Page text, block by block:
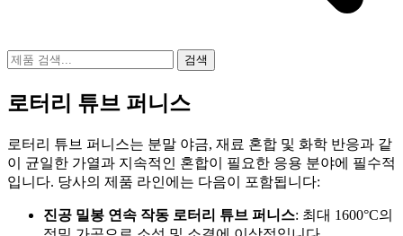
검색
로터리 튜브 퍼니스
로터리 튜브 퍼니스는 분말 야금, 재료 혼합 및 화학 반응과 같
이 균일한 가열과 지속적인 혼합이 필요한 응용 분야에 필수적
입니다. 당사의 제품 라인에는 다음이 포함됩니다:
진공 밀봉 연속 작동 로터리 튜브 퍼니스: 최대 1600°C의